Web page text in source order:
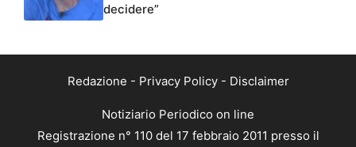
decidere”
Redazione - Privacy Policy- Disclaimer
Notiziario Periodico on line
Registrazione n° 110 del 17 febbraio 2011 presso il